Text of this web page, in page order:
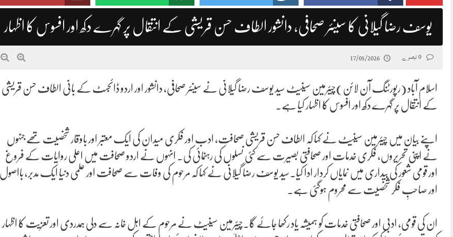
یوسف رضا گیلانی کا سینئر صحافی، دانشور الطاف حسن قریشی کے انتقال پر گہرے دکھ اور افسوس کا اظہار
17/05/2026
اسلام آباد (رپورٹنگ آن لائن)چیئرمین سینیٹ سید یوسف رضا گیلانی نے سینئر صحافی، دانشور اور اردو ڈائجسٹ کے بانی الطاف حسن قریشی
کے انتقال پر گہرے دکھ اور افسوس کا اظہار کیا ہے۔
اپنے بیان میں چیئرمین سینیٹ نے کہا کہ الطاف حسن قریشی صحافت، ادب اور فکری میدان کی ایک معتبر اور باوقار شخصیت تھے جنہوں
نے اپنی تحریروں، فکری خدمات اور صحافتی بصیرت سے کئی نسلوں کی رہنمائی کی۔ انہوں نے اردو صحافت میں اعلی روایات کے فروغ
اور قومی شعور کی بیداری میں نمایاں کردار ادا کیا۔سید یوسف رضا گیلانی نے کہا کہ مرحوم کی وفات سے صحافت اور علمی دنیا ایک مدبر، بااصول
اور صاحبِ فکر شخصیت سے محروم ہوگئی ہے۔
ان کی قومی، ادبی اور صحافتی خدمات کو ہمیشہ یاد رکھا جائے گا۔چیئرمین سینیٹ نے مرحوم کے اہل خانہ سے دلی ہمدردی اور تعزیت کا اظہار